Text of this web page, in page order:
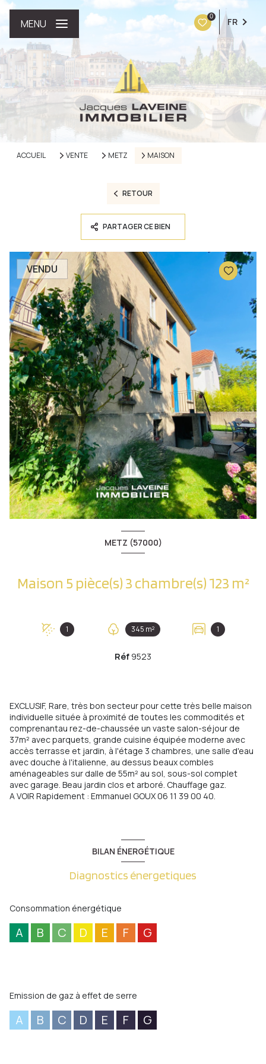
0 FR
MENU
ACCUEIL VENTE METZ MAISON
RETOUR
PARTAGER CE BIEN
VENDU
METZ (57000)
Maison 5 pièce(s) 3 chambre(s) 123 m²
1 345 m² 1
Réf 9523
EXCLUSIF, Rare, très bon secteur pour cette très belle maison
individuelle située à proximité de toutes les commodités et
comprenantau rez-de-chaussée un vaste salon-séjour de
37m² avec parquets, grande cuisine équipée moderne avec
accès terrasse et jardin, à l'étage 3 chambres, une salle d'eau
avec douche à l'italienne, au dessus beaux combles
aménageables sur dalle de 55m² au sol, sous-sol complet
avec garage. Beau jardin clos et arboré. Chauffage gaz.
A VOIR Rapidement : Emmanuel GOUX 06 11 39 00 40.
BILAN ÉNERGÉTIQUE
Diagnostics énergetiques
Consommation énergétique
A B C D E F G
Emission de gaz à effet de serre
A B C D E F G